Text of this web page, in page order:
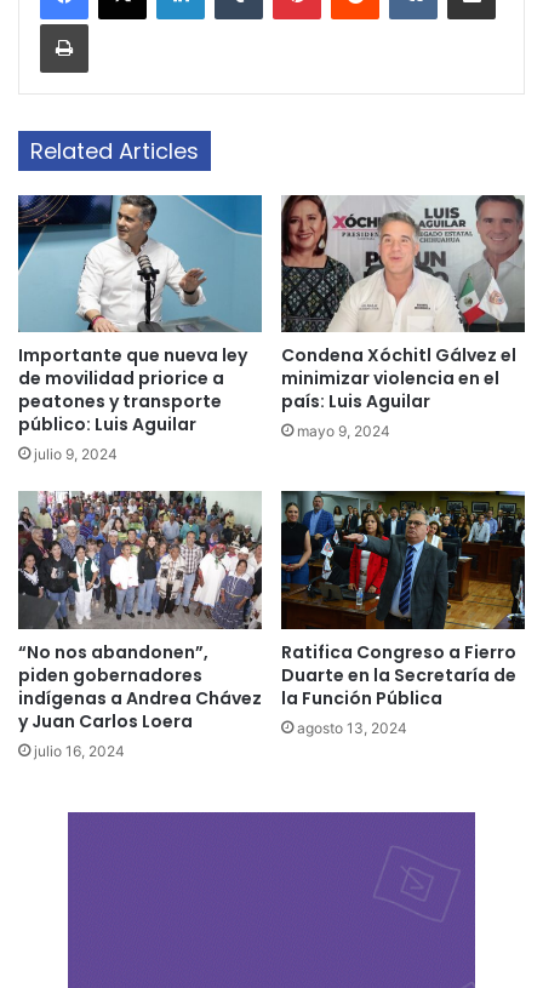
Print
Related Articles
Importante que nueva ley
de movilidad priorice a
peatones y transporte
público: Luis Aguilar
julio 9, 2024
Condena Xóchitl Gálvez el
minimizar violencia en el
país: Luis Aguilar
mayo 9, 2024
“No nos abandonen”,
piden gobernadores
indígenas a Andrea Chávez
y Juan Carlos Loera
julio 16, 2024
Ratifica Congreso a Fierro
Duarte en la Secretaría de
la Función Pública
agosto 13, 2024